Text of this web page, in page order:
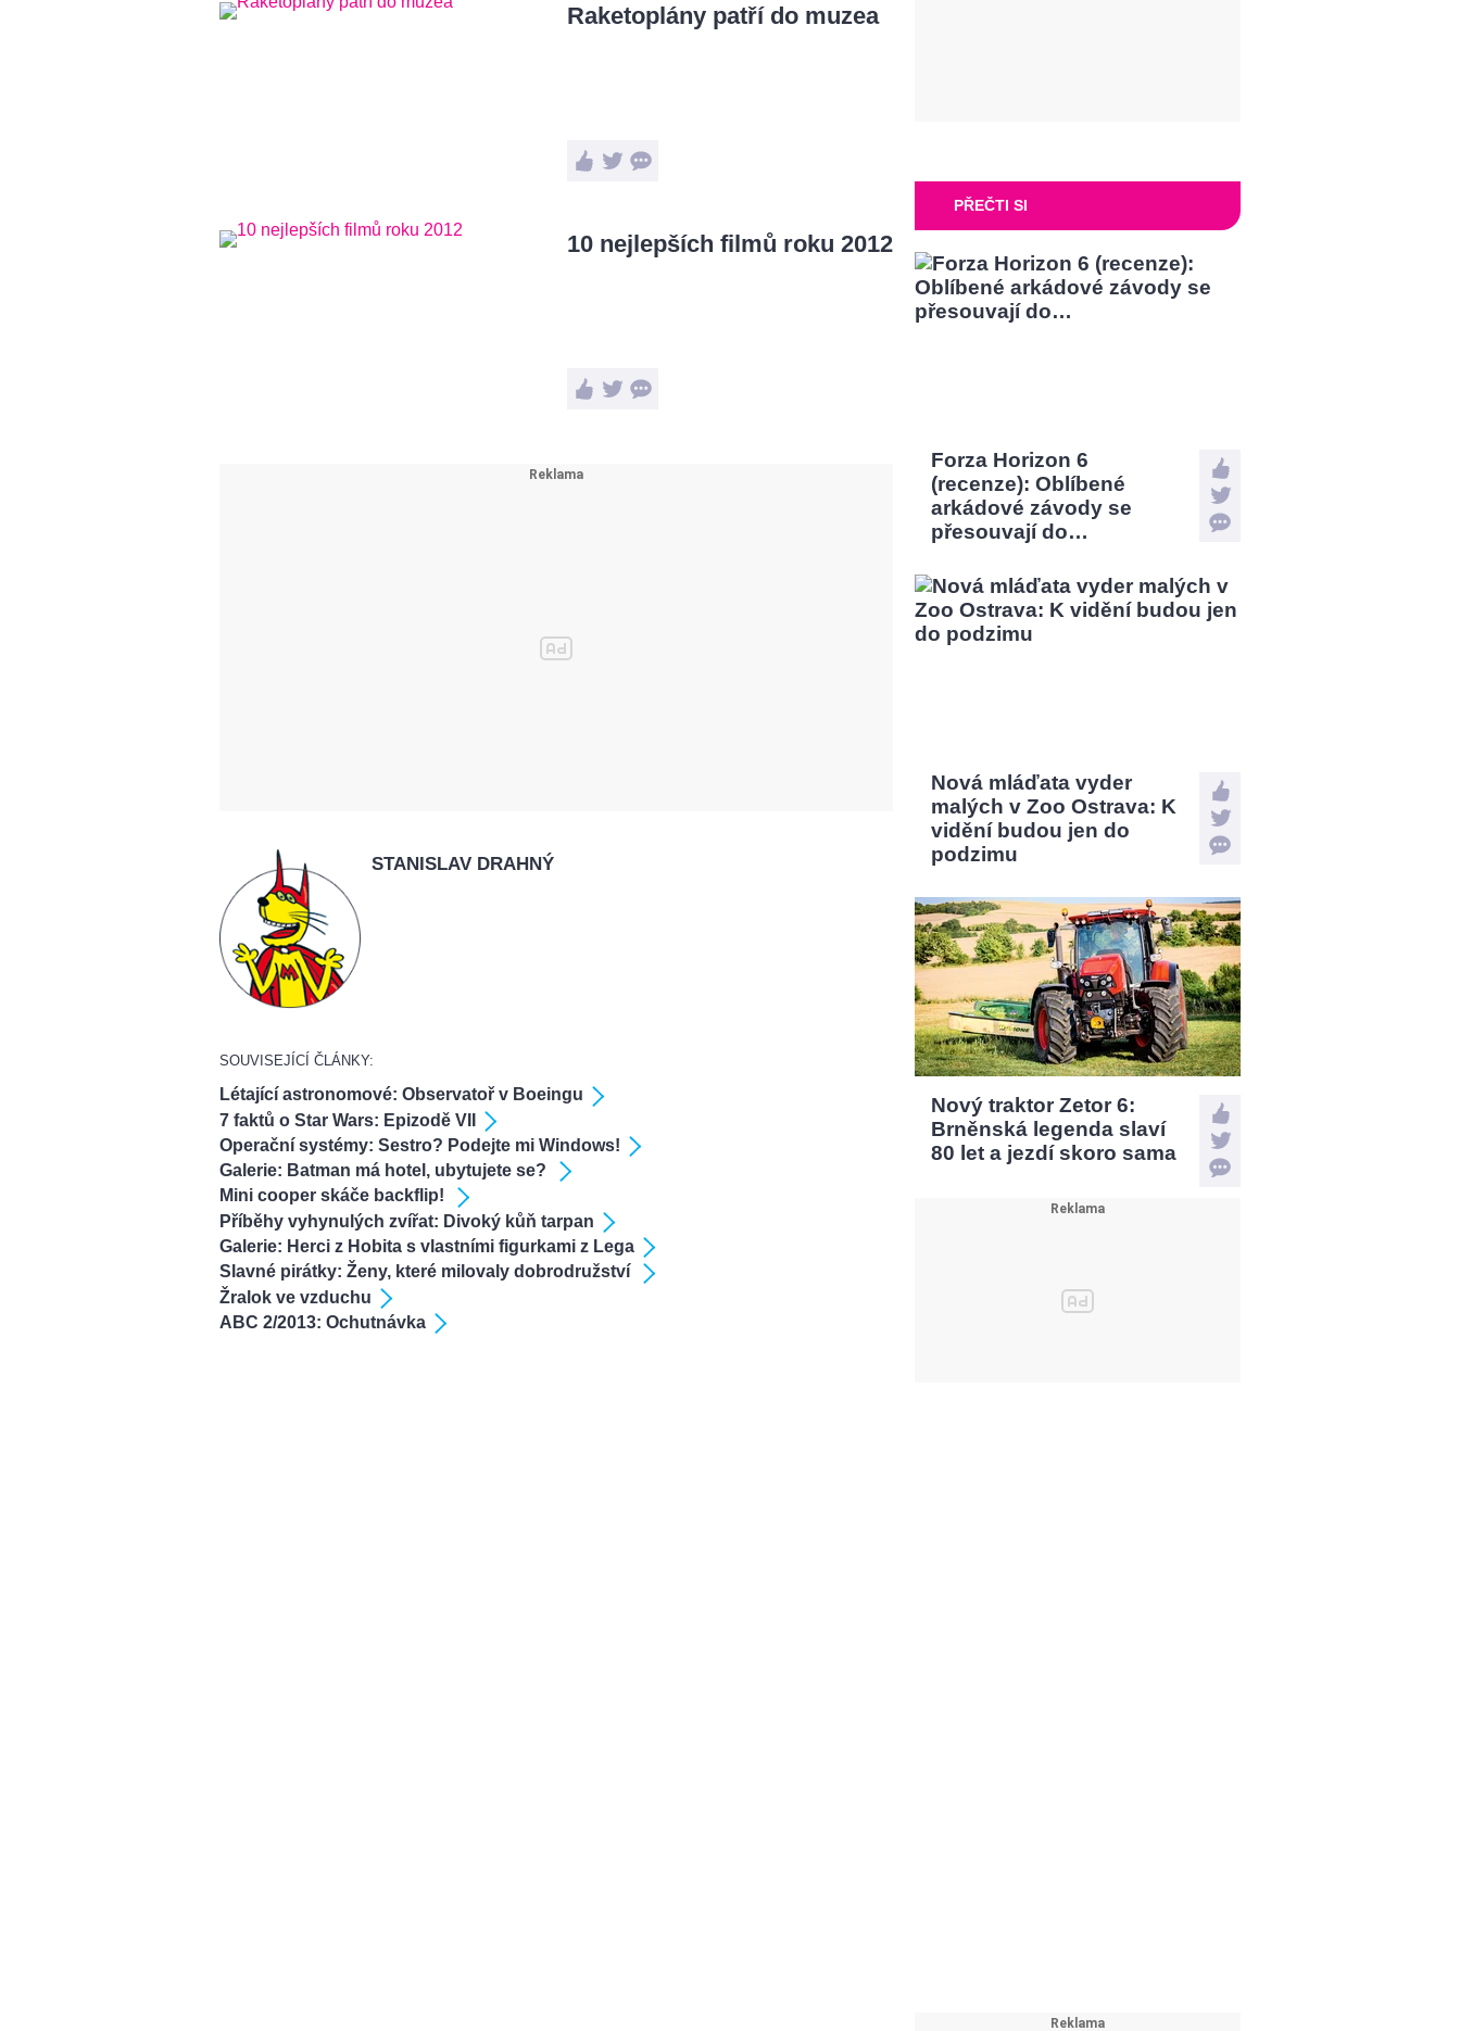
Raketoplány patří do muzea
10 nejlepších filmů roku 2012
STANISLAV DRAHNÝ
SOUVISEJÍCÍ ČLÁNKY:
Létající astronomové: Observatoř v Boeingu
7 faktů o Star Wars: Epizodě VII
Operační systémy: Sestro? Podejte mi Windows!
Galerie: Batman má hotel, ubytujete se?
Mini cooper skáče backflip!
Příběhy vyhynulých zvířat: Divoký kůň tarpan
Galerie: Herci z Hobita s vlastními figurkami z Lega
Slavné pirátky: Ženy, které milovaly dobrodružství
Žralok ve vzduchu
ABC 2/2013: Ochutnávka
PŘEČTI SI
Forza Horizon 6
(recenze): Oblíbené
arkádové závody se
přesouvají do…
Nová mláďata vyder
malých v Zoo Ostrava: K
vidění budou jen do
podzimu
Nový traktor Zetor 6:
Brněnská legenda slaví
80 let a jezdí skoro sama